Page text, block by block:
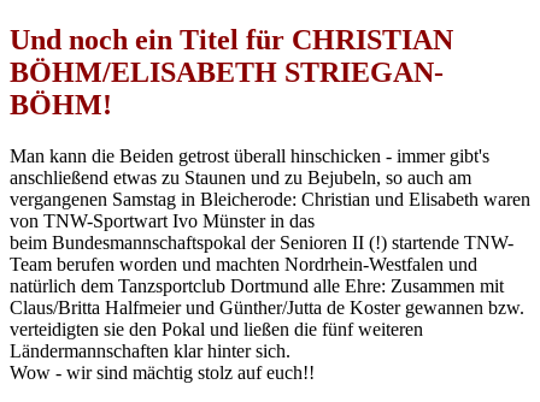
Und noch ein Titel für CHRISTIAN
BÖHM/ELISABETH STRIEGAN-
BÖHM!
Man kann die Beiden getrost überall hinschicken - immer gibt's
anschließend etwas zu Staunen und zu Bejubeln, so auch am
vergangenen Samstag in Bleicherode: Christian und Elisabeth waren
von TNW-Sportwart Ivo Münster in das
beim Bundesmannschaftspokal der Senioren II (!) startende TNW-
Team berufen worden und machten Nordrhein-Westfalen und
natürlich dem Tanzsportclub Dortmund alle Ehre: Zusammen mit
Claus/Britta Halfmeier und Günther/Jutta de Koster gewannen bzw.
verteidigten sie den Pokal und ließen die fünf weiteren
Ländermannschaften klar hinter sich.
Wow - wir sind mächtig stolz auf euch!!